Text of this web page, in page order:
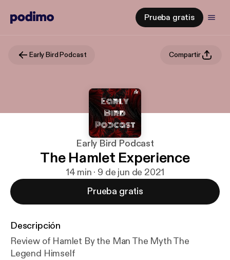
Prueba gratis
Early Bird Podcast Compartir
Early Bird Podcast
The Hamlet Experience
14 min · 9 de jun de 2021
Prueba gratis
Descripción
Review of Hamlet By the Man The Myth The
Legend Himself